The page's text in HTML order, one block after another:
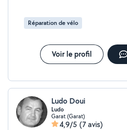
Réparation de vélo
Voir le profil
Ludo Doui
Ludo
Garat (Garat)
4,9/5 (7 avis)